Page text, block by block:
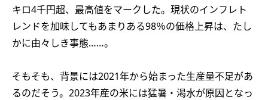
キロ4千円超、最高値をマークした。現状のインフレト
レンドを加味してもあまりある98％の価格上昇は、たし
かに由々しき事態……。
そもそも、背景には2021年から始まった生産量不足があ
るのだそう。2023年産の米には猛暑・渇水が原因となっ